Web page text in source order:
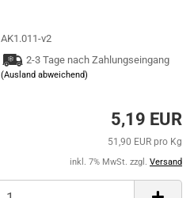
AK1.011-v2
2-3 Tage nach Zahlungseingang
(Ausland abweichend)
5,19 EUR
51,90 EUR pro Kg
inkl. 7% MwSt. zzgl. Versand